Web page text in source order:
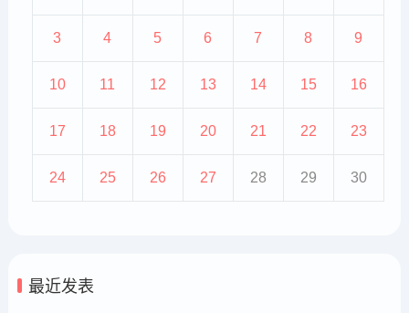
3 4 5 6 7 8 9
10 11 12 13 14 15 16
17 18 19 20 21 22 23
24 25 26 27 28 29 30
最近发表